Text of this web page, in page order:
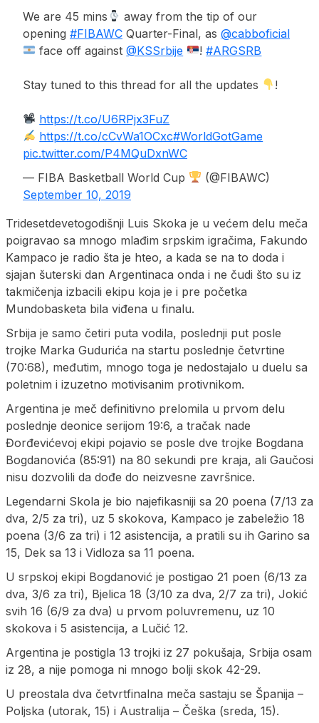
We are 45 mins
away from the tip of our
opening #FIBAWC Quarter-Final, as @cabboficial
face off against@KSSrbije !#ARGSRB
Stay tuned to this thread for all the updates !
https://t.co/U6RPjx3FuZ
https://t.co/cCvWa1OCxc#WorldGotGame
pic.twitter.com/P4MQuDxnWC
— FIBA Basketball World Cup
(@FIBAWC)
September 10, 2019
Tridesetdevetogodišnji Luis Skoka je u većem delu meča
poigravao sa mnogo mlađim srpskim igračima, Fakundo
Kampaco je radio šta je hteo, a kada se na to doda i
sjajan šuterski dan Argentinaca onda i ne čudi što su iz
takmičenja izbacili ekipu koja je i pre početka
Mundobasketa bila viđena u finalu.
Srbija je samo četiri puta vodila, poslednji put posle
trojke Marka Gudurića na startu poslednje četvrtine
(70:68), međutim, mnogo toga je nedostajalo u duelu sa
poletnim i izuzetno motivisanim protivnikom.
Argentina je meč definitivno prelomila u prvom delu
poslednje deonice serijom 19:6, a tračak nade
Đorđevićevoj ekipi pojavio se posle dve trojke Bogdana
Bogdanovića (85:91) na 80 sekundi pre kraja, ali Gaučosi
nisu dozvolili da dođe do neizvesne završnice.
Legendarni Skola je bio najefikasniji sa 20 poena (7/13 za
dva, 2/5 za tri), uz 5 skokova, Kampaco je zabeležio 18
poena (3/6 za tri) i 12 asistencija, a pratili su ih Garino sa
15, Dek sa 13 i Vidloza sa 11 poena.
U srpskoj ekipi Bogdanović je postigao 21 poen (6/13 za
dva, 3/6 za tri), Bjelica 18 (3/10 za dva, 2/7 za tri), Jokić
svih 16 (6/9 za dva) u prvom poluvremenu, uz 10
skokova i 5 asistencija, a Lučić 12.
Argentina je postigla 13 trojki iz 27 pokušaja, Srbija osam
iz 28, a nije pomoga ni mnogo bolji skok 42-29.
U preostala dva četvrtfinalna meča sastaju se Španija –
Poljska (utorak, 15) i Australija – Češka (sreda, 15).